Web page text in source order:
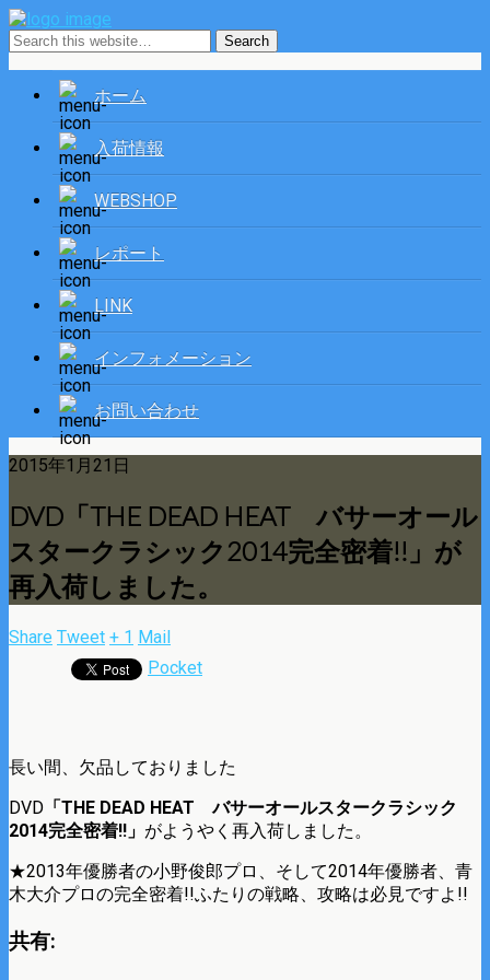
ホーム
入荷情報
WEBSHOP
レポート
LINK
インフォメーション
お問い合わせ
2015年1月21日
DVD「THE DEAD HEAT バサーオール
スタークラシック2014完全密着!!」が
再入荷しました。
Share Tweet + 1 Mail
Pocket
長い間、欠品しておりました
DVD 「THE DEAD HEAT バサーオールスタークラシック
2014完全密着!!」 がようやく再入荷しました。
★2013年優勝者の小野俊郎プロ、そして2014年優勝者、青
木大介プロの完全密着!!ふたりの戦略、攻略は必見ですよ!!
共有: